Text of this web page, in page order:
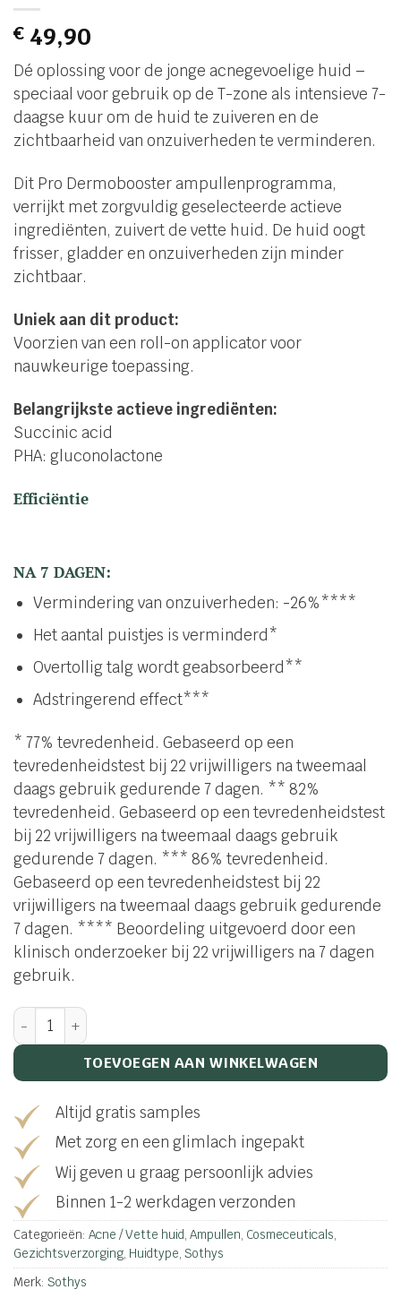
€49,90
Dé oplossing voor de jonge acnegevoelige huid –
speciaal voor gebruik op de T-zone als intensieve 7-
daagse kuur om de huid te zuiveren en de
zichtbaarheid van onzuiverheden te verminderen.
Dit Pro Dermobooster ampullenprogramma,
verrijkt met zorgvuldig geselecteerde actieve
ingrediënten, zuivert de vette huid. De huid oogt
frisser, gladder en onzuiverheden zijn minder
zichtbaar.
Uniek aan dit product:
Voorzien van een roll-on applicator voor
nauwkeurige toepassing.
Belangrijkste actieve ingrediënten:
Succinic acid
PHA: gluconolactone
Efficiëntie
NA 7 DAGEN:
Vermindering van onzuiverheden: -26%****
Het aantal puistjes is verminderd*
Overtollig talg wordt geabsorbeerd**
Adstringerend effect***
* 77% tevredenheid. Gebaseerd op een
tevredenheidstest bij 22 vrijwilligers na tweemaal
daags gebruik gedurende 7 dagen. ** 82%
tevredenheid. Gebaseerd op een tevredenheidstest
bij 22 vrijwilligers na tweemaal daags gebruik
gedurende 7 dagen. *** 86% tevredenheid.
Gebaseerd op een tevredenheidstest bij 22
vrijwilligers na tweemaal daags gebruik gedurende
7 dagen. **** Beoordeling uitgevoerd door een
klinisch onderzoeker bij 22 vrijwilligers na 7 dagen
gebruik.
Pro Dermobooster Correcting Ampul aantal
TOEVOEGEN AAN WINKELWAGEN
Altijd gratis samples
Met zorg en een glimlach ingepakt
Wij geven u graag persoonlijk advies
Binnen 1-2 werkdagen verzonden
Categorieën: Acne / Vette huid, Ampullen, Cosmeceuticals,
Gezichtsverzorging, Huidtype, Sothys
Merk: Sothys